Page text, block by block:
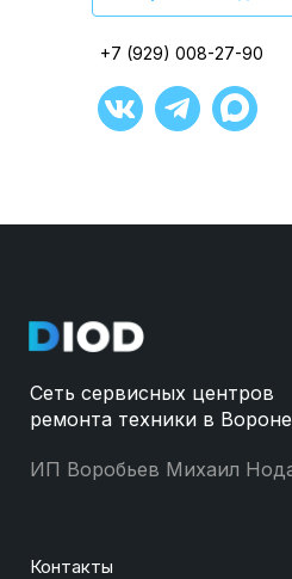
+7 (929) 008-27-90
+7 (929) 008-27-90
+7 (929) 008-27-90
+7 (929) 008-27-90
+7 (929) 008-27-90
Сеть сервисных центров
ремонта техники в
ИП Воробьев Михаил
Контакты